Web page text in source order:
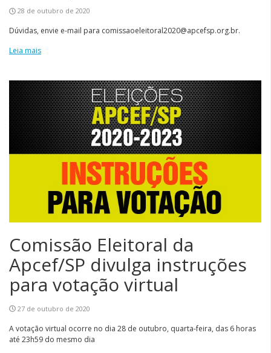
28 de outubro de 2020
Dúvidas, envie e-mail para comissaoeleitoral2020@apcefsp.org.br.
Leia mais
Comissão Eleitoral da
Apcef/SP divulga instruções
para votação virtual
27 de outubro de 2020
A votação virtual ocorre no dia 28 de outubro, quarta-feira, das 6 horas
até 23h59 do mesmo dia